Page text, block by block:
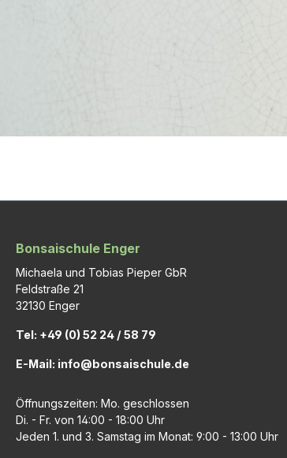
Bonsaischule Enger
Michaela und Tobias Pieper GbR
Feldstraße 21
32130 Enger
Tel: +49 (0) 52 24 / 58 79
E-Mail: info@bonsaischule.de
Öffnungszeiten: Mo. geschlossen
Di. - Fr. von 14:00 - 18:00 Uhr
Jeden 1. und 3. Samstag im Monat: 9:00 - 13:00 Uhr